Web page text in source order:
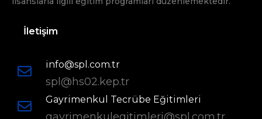
İletişim
info@spl.com.tr
spl@hs02.kep.tr
Gayrimenkul Tecrübe Eğitimleri